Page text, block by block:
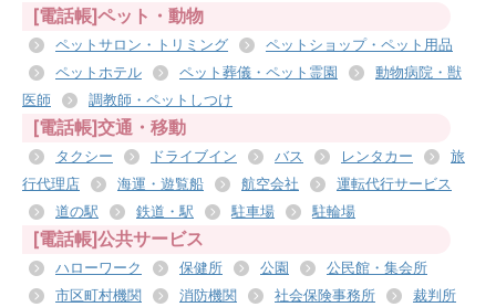
[電話帳]ペット・動物
ペットサロン・トリミング
ペットショップ・ペット用品
ペットホテル
ペット葬儀・ペット霊園
動物病院・獣
医師
調教師・ペットしつけ
[電話帳]交通・移動
タクシー ドライブイン バス レンタカー
旅
行代理店
海運・遊覧船 航空会社
運転代行サービス
道の駅
鉄道・駅 駐車場 駐輪場
[電話帳]公共サービス
ハローワーク 保健所 公園
公民館・集会所
市区町村機関
消防機関 社会保険事務所
裁判所